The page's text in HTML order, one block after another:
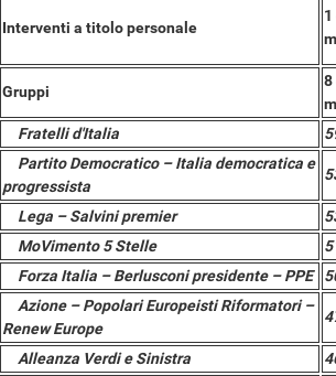
Interventi a titolo personale
1
Gruppi
8
Fratelli d'Italia
Partito Democratico – Italia democratica e
progressista
Lega – Salvini premier
MoVimento 5 Stelle
Forza Italia – Berlusconi presidente – PPE
Azione – Popolari Europeisti Riformatori –
Renew Europe
Alleanza Verdi e Sinistra